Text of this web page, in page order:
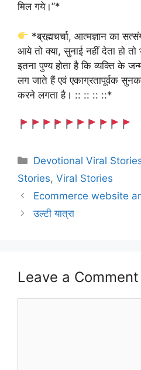
मिल गये।”*
*ब्रह्मचर्चा, आत्मज्ञान का
आये तो क्या, सुनाई नहीं देता हो
इतना पुण्य होता है कि व्यक्ति के
लग जाते हैं एवं एकाग्रतापूर्वक
करने लगता है। :: :: :: ::*
Categories
Devotional Viral
Stories, Viral Stories
Ecommerce website
उल्टी यात्रा
Leave a Comment